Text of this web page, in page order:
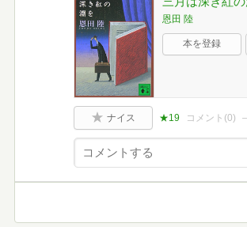
恩田 陸
本を登録
ナイス ★19 コメント(0)